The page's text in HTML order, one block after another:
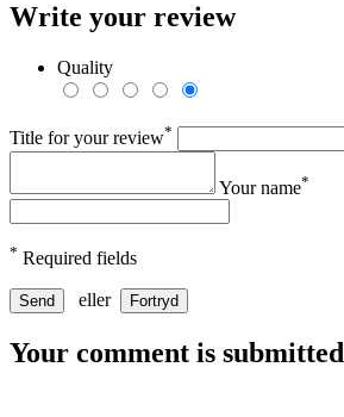
Write your review
Quality
Title for your review*
Your name*
* Required fields
Send eller Fortryd
Your comment is submitted